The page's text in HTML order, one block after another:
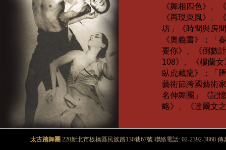
《舞相四色》、
《再現東風》、
坊」《時間與房
《奧義書》；「
要你》、《倒數
108》、《樓蘭
臥虎藏龍》；「
藝術節跨國藝術
名伸舞團」《記
略》、《達爾文
太古踏舞團 220新北市板橋區民族路130巷67號 聯絡電話: 02-2392-3868 傳